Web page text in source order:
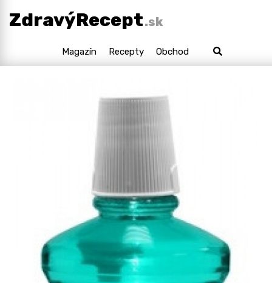
ZdravýRecept.sk
Magazín Recepty Obchod